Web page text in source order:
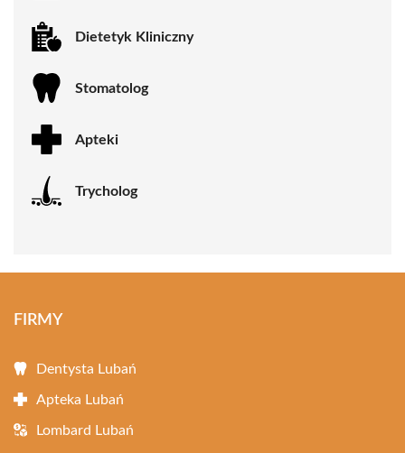
Dietetyk Kliniczny
Stomatolog
Apteki
Trycholog
FIRMY
Dentysta Lubań
Apteka Lubań
Lombard Lubań